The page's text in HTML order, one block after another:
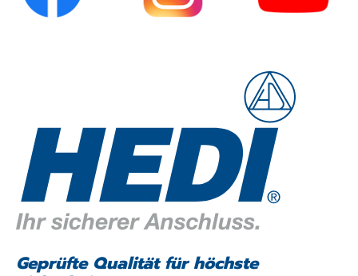
Geprüfte Qualität für höchste